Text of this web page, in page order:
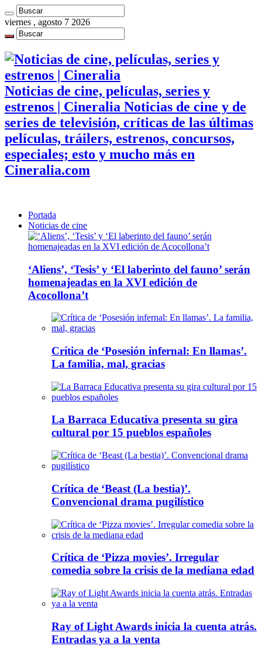
viernes , agosto 7 2026
Noticias de cine, películas, series y
estrenos | Cineralia Noticias de cine y de
series de televisión, críticas de las últimas
películas, tráilers, estrenos, concursos,
especiales; esto y mucho más en
Cineralia.com
Portada
Noticias de cine
‘Aliens’, ‘Tesis’ y ‘El laberinto del fauno’ serán
homenajeadas en la XVI edición de
Acocollona’t
Crítica de ‘Posesión infernal: En llamas’.
La familia, mal, gracias
La Barraca Educativa presenta su gira
cultural por 15 pueblos españoles
Crítica de ‘Beast (La bestia)’.
Convencional drama pugilístico
Crítica de ‘Pizza movies’. Irregular
comedia sobre la crisis de la mediana edad
Ray of Light Awards inicia la cuenta atrás.
Entradas ya a la venta